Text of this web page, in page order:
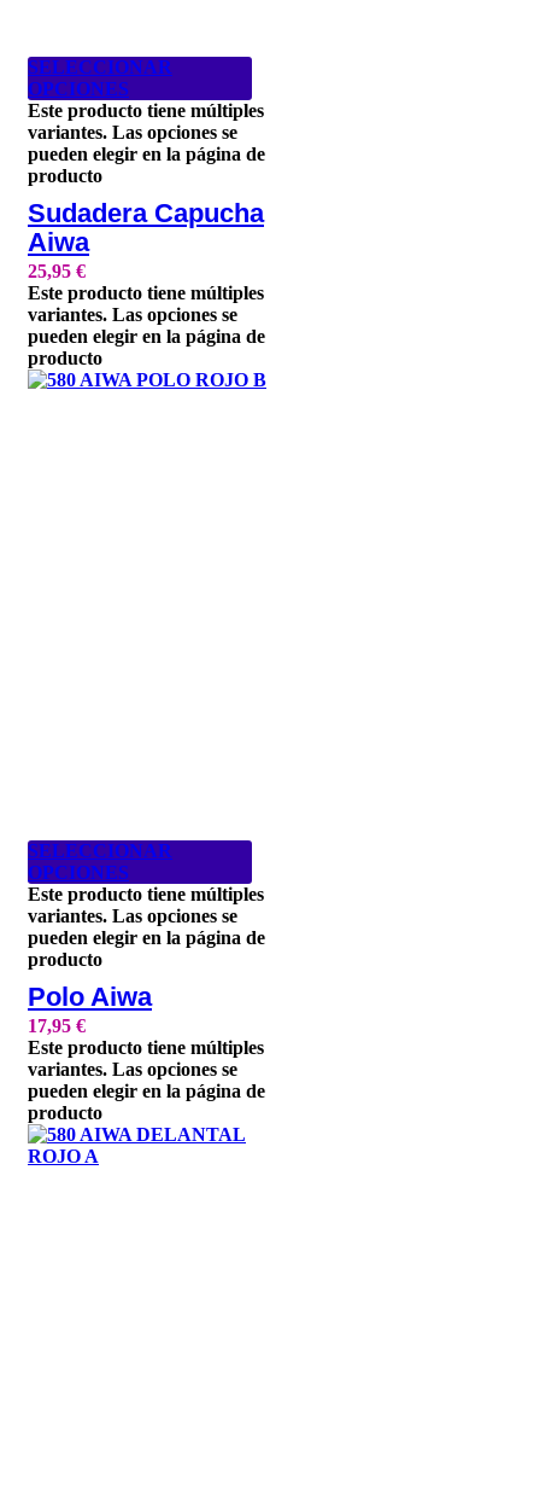
SELECCIONAR
OPCIONES
Este producto tiene múltiples
variantes. Las opciones se
pueden elegir en la página de
producto
Sudadera Capucha
Aiwa
25,95 €
Este producto tiene múltiples
variantes. Las opciones se
pueden elegir en la página de
producto
SELECCIONAR
OPCIONES
Este producto tiene múltiples
variantes. Las opciones se
pueden elegir en la página de
producto
Polo Aiwa
17,95 €
Este producto tiene múltiples
variantes. Las opciones se
pueden elegir en la página de
producto